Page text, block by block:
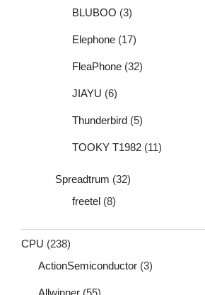
BLUBOO (3)
Elephone (17)
FleaPhone (32)
JIAYU (6)
Thunderbird (5)
TOOKY T1982 (11)
Spreadtrum (32)
freetel (8)
CPU (238)
ActionSemiconductor (3)